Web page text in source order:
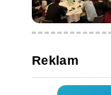
Reklam